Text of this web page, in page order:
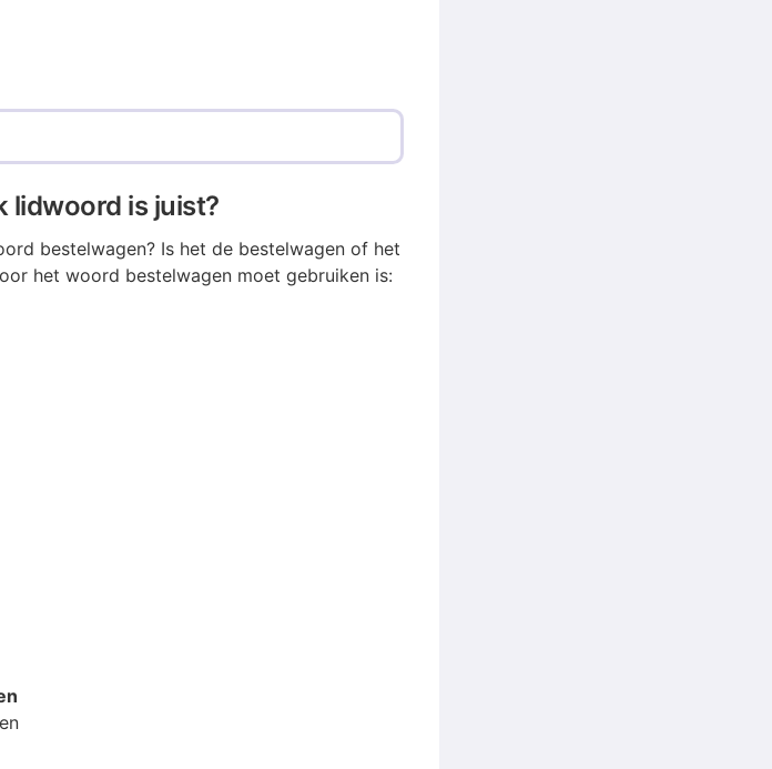
lidwoord is juist?
bestelwagen? Is het de bestelwagen of het
het woord bestelwagen moet gebruiken is: